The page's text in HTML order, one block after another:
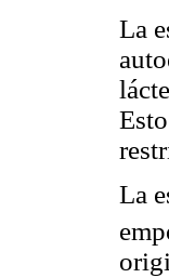
La
La